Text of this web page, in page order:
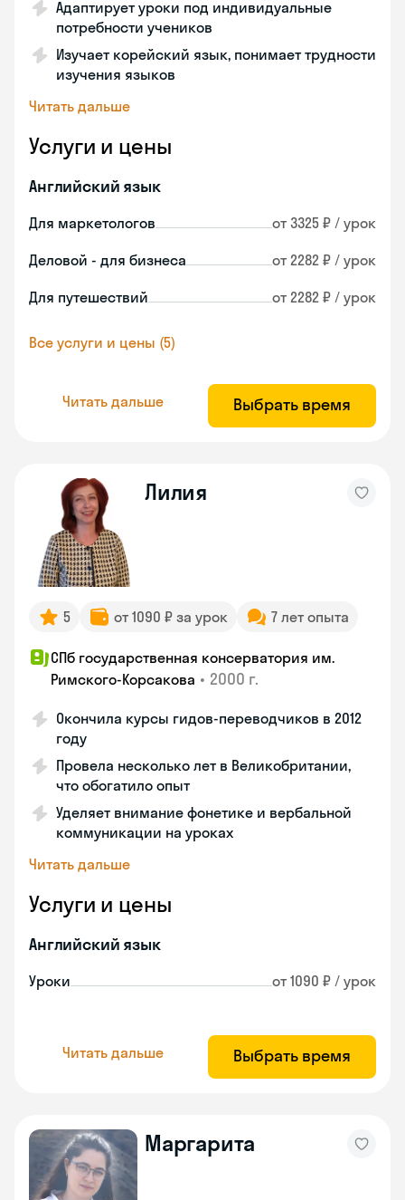
Адаптирует уроки под индивидуальные
потребности учеников
Изучает корейский язык, понимает трудности
изучения языков
Читать дальше
Услуги и цены
Английский язык
Для маркетологов от 3325 ₽ / урок
Деловой - для бизнеса от 2282 ₽ / урок
Для путешествий от 2282 ₽ / урок
Все услуги и цены (5)
Читать дальше Выбрать время
Лилия
5 от 1090 ₽ за урок 7 лет опыта
СПб государственная консерватория им.
Римского-Корсакова • 2000 г.
Окончила курсы гидов-переводчиков в 2012
году
Провела несколько лет в Великобритании,
что обогатило опыт
Уделяет внимание фонетике и вербальной
коммуникации на уроках
Читать дальше
Услуги и цены
Английский язык
Уроки от 1090 ₽ / урок
Читать дальше Выбрать время
Маргарита